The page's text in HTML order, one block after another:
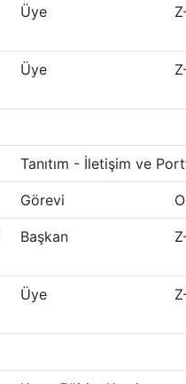
Üye
Üye
Tanıtım - İletişim ve
Görevi
Başkan
Üye